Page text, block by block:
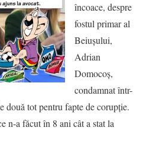
încoace, despre
fostul primar al
Beiuşului,
Adrian
Domocoş,
condamnat într-
două tot pentru fapte de corupţie.
n-a făcut în 8 ani cât a stat la